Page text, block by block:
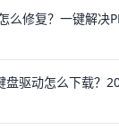
么修复？一键解决
盘驱动怎么下载？